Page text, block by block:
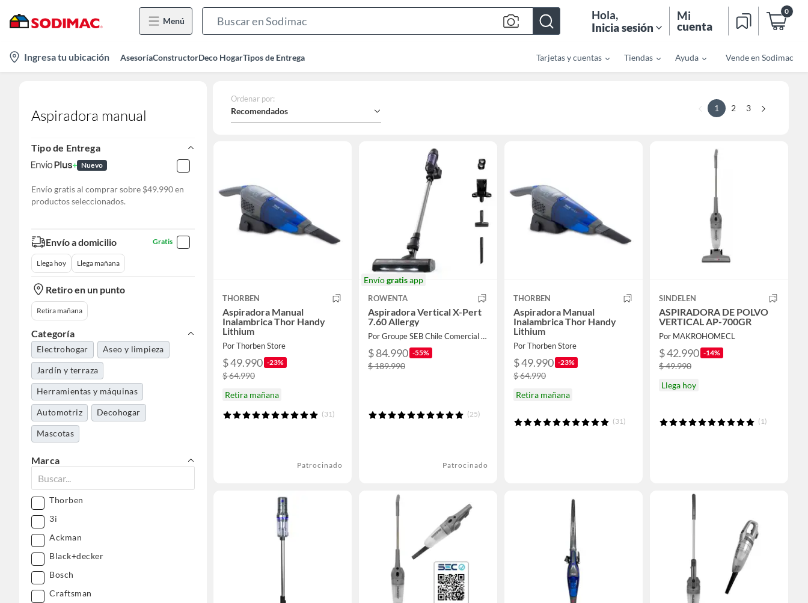
Menú
Bar
Hola,
Inicia sesión
Mi
cuenta
0
location-
icon
Ingresa tu ubicación AsesoríaConstructorDeco HogarTipos de Entrega Tarjetas y cuentas Tiendas Ayuda Vende en Sodimac
Aspiradora manual
Tipo de Entrega
Nuevo
Envío gratis al comprar sobre $49.990 en
productos seleccionados.
Envío a domicilio Gratis
Llega hoy Llega mañana
Retiro en un punto
Retira mañana
Categoría
Electrohogar Aseo y limpieza
Jardín y terraza
Herramientas y máquinas
Automotriz Decohogar
Mascotas
Marca
Thorben
3i
Ackman
Black+decker
Bosch
Craftsman
Ordenar por:
Recomendados 1 2 3
THORBEN
Aspiradora Manual
Inalambrica Thor Handy
Lithium
Por Thorben Store
$ 49.990 -23%
$ 64.990
Retira mañana
(31)
Patrocinado
Envíogratisapp
ROWENTA
Aspiradora Vertical X-Pert
7.60 Allergy
Por Groupe SEB Chile Comercial Limitada
$ 84.990 -55%
$ 189.990
(25)
Patrocinado
THORBEN
Aspiradora Manual
Inalambrica Thor Handy
Lithium
Por Thorben Store
$ 49.990 -23%
$ 64.990
Retira mañana
(31)
SINDELEN
ASPIRADORA DE POLVO
VERTICAL AP-700GR
Por MAKROHOMECL
$ 42.990 -14%
$ 49.990
Llega hoy
(1)